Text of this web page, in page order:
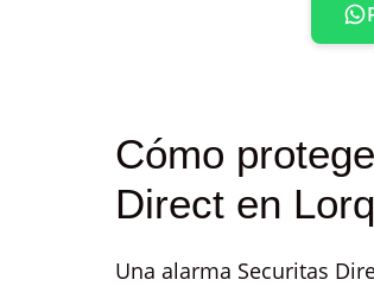
Cómo
Direct en
Una alarma Securitas